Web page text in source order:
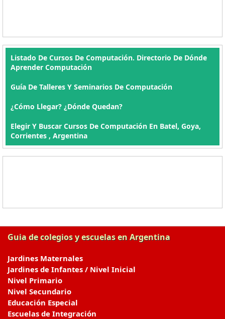
Listado De Cursos De Computación. Directorio De Dónde
Aprender Computación
Guía De Talleres Y Seminarios De Computación
¿Cómo Llegar? ¿Dónde Quedan?
Elegir Y Buscar Cursos De Computación En Batel, Goya,
Corrientes , Argentina
Guia de colegios y escuelas en Argentina
Jardines Maternales
Jardines de Infantes / Nivel Inicial
Nivel Primario
Nivel Secundario
Educación Especial
Escuelas de Integración